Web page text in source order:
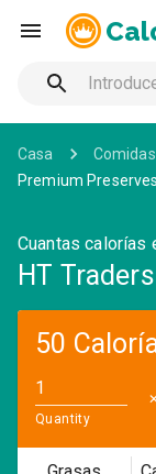
Casa Comidas
Premium Preserves
Cuantas calorías
HT
50
Quantity